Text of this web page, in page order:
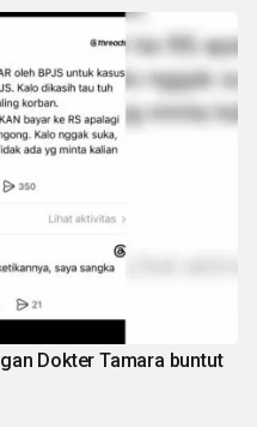
Dokter Tamara buntut